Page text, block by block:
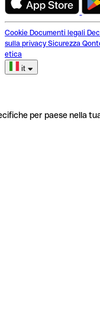
Cookie Documenti legali
sulla privacy Sicurezza
etica
it
per paese nella